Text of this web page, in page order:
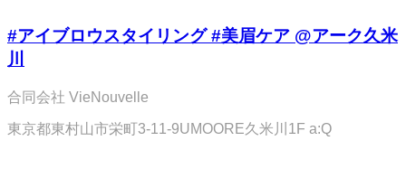
#アイブロウスタイリング #美眉ケア @アーク久米
川
合同会社 VieNouvelle
東京都東村山市栄町3-11-9UMOORE久米川1F a:Q